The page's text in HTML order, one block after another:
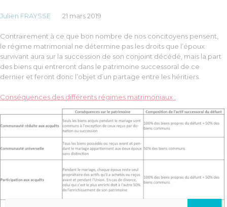
Julien FRAYSSE 21 mars 2019
Contrairement à ce que bon nombre de nos concitoyens pensent,
le régime matrimonial ne détermine pas les droits que l’époux
survivant aura sur la succession de son conjoint décédé, mais la part
des biens qui entreront dans le patrimoine successoral de ce
dernier et feront donc l’objet d’un partage entre les héritiers.
Conséquences des différents régimes matrimoniaux :